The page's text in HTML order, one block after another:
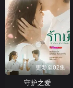
更新至02集
守护之爱